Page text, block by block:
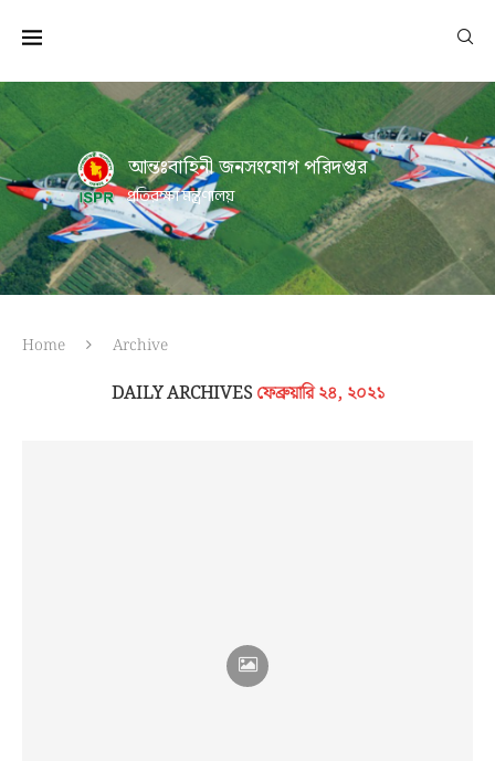
আন্তঃবাহিনী জনসংযোগ পরিদপ্তর
প্রতিরক্ষা মন্ত্রণালয়
Home Archive
DAILY ARCHIVES ফেব্রুয়ারি ২৪, ২০২১